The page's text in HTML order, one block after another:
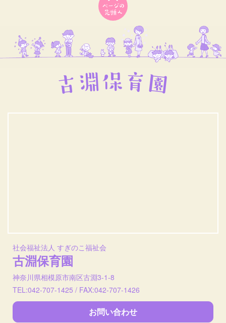
社会福祉法人 すぎのこ福祉会
古淵保育園
神奈川県相模原市南区古淵3-1-8
TEL:042-707-1425 / FAX:042-707-1426
お問い合わせ